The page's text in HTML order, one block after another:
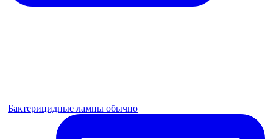
Бактерицидные лампы обычно